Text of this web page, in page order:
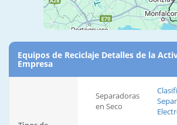
Equipos de Reciclaje Detalles de la
Empresa
Separadoras
en Seco